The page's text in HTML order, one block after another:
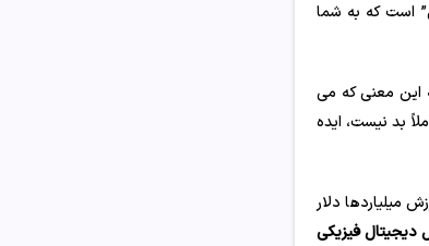
است که به شما
این معنی که می
بد نیست، ایده
میلیاردها دلار
فیزیکی